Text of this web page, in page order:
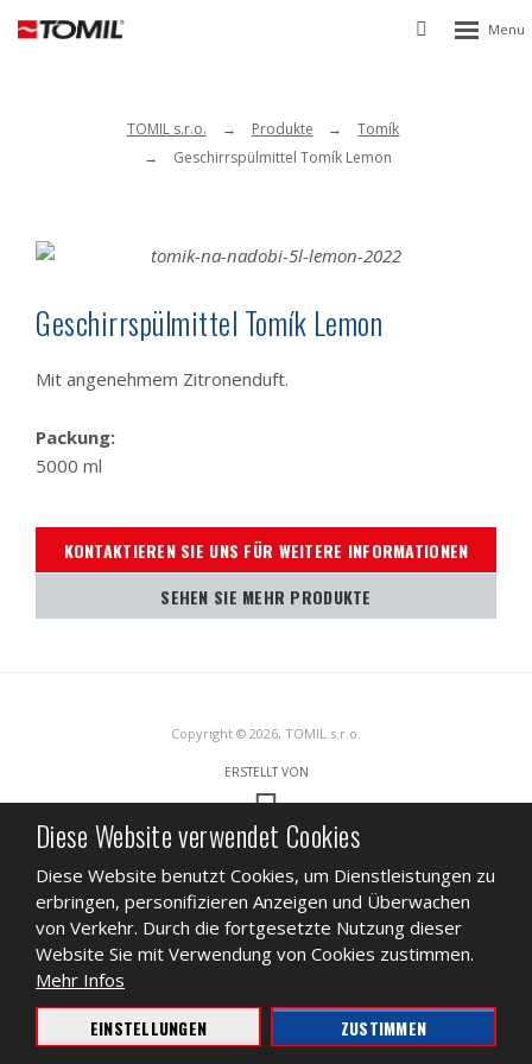
Vyhledávání
Rozbalení
TOMIL s.r.o. Produkte
Tomík
Geschirrspülmittel Tomík Lemon
Geschirrspülmittel Tomík Lemon
Mit angenehmem Zitronenduft.
Packung:
5000 ml
KONTAKTIEREN SIE UNS FÜR WEITERE INFORMATIONEN
SEHEN SIE MEHR PRODUKTE
Copyright © 2026, TOMIL s.r.o.
ERSTELLT VON
Datenschutzbestimmungen und Nutzungsbedingungen von Google.
SITEMAP NUTZUNGSBEDINGUNGEN DATENSCHUTZ
GESCHÄFT
Diese Website verwendet Cookies
Diese Website benutzt Cookies, um Dienstleistungen zu
erbringen, personifizieren Anzeigen und Überwachen
von Verkehr. Durch die fortgesetzte Nutzung dieser
Website Sie mit Verwendung von Cookies zustimmen.
Mehr Infos
EINSTELLUNGEN ZUSTIMMEN